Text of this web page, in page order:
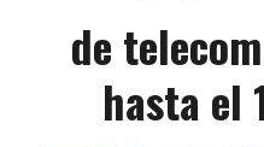
de
hasta el